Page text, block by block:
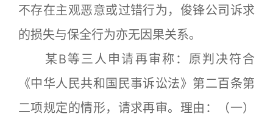
不存在主观恶意或过错行为，俊锋公司诉求
的损失与保全行为亦无因果关系。
某B等三人申请再审称：原判决符合
《中华人民共和国民事诉讼法》第二百条第
二项规定的情形，请求再审。理由：（一）